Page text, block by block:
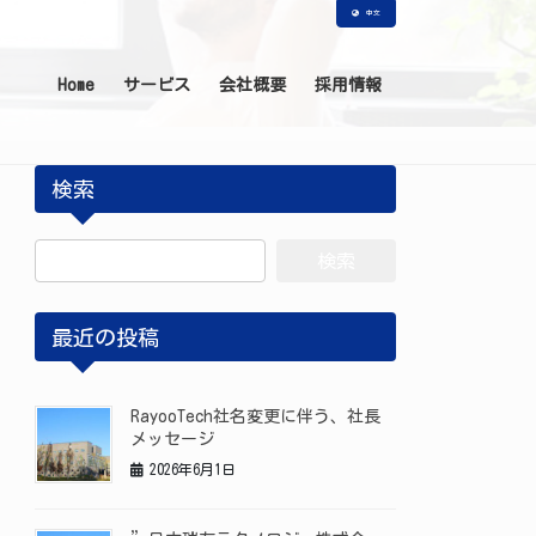
中文
Home サービス 会社概要 採用情報
検索
索:
最近の投稿
RayooTech社名変更に伴う、社長
メッセージ
2026年6月1日